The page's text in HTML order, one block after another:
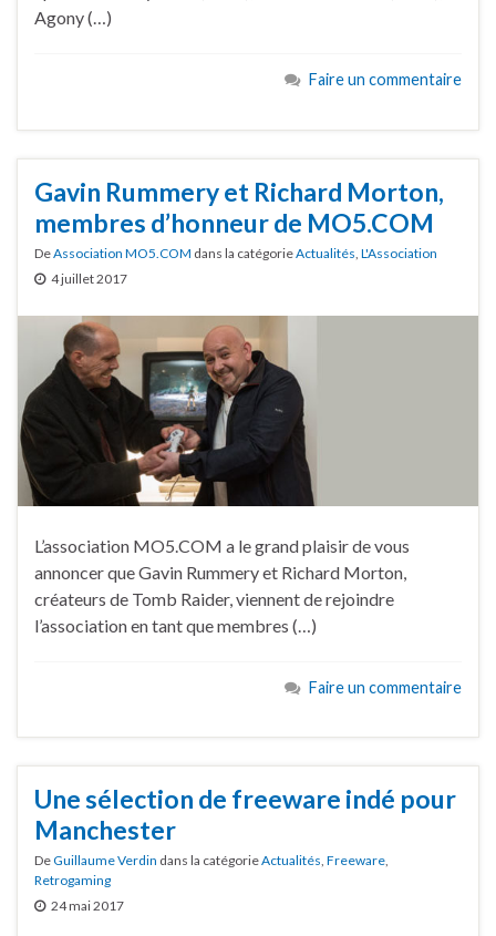
Agony (…)
Faire un commentaire
Gavin Rummery et Richard Morton,
membres d’honneur de MO5.COM
DeAssociation MO5.COM dans la catégorieActualités L'Association
4 juillet 2017
L’association MO5.COM a le grand plaisir de vous
annoncer que Gavin Rummery et Richard Morton,
créateurs de Tomb Raider, viennent de rejoindre
l’association en tant que membres (…)
Faire un commentaire
Une sélection de freeware indé pour
Manchester
DeGuillaume Verdin dans la catégorieActualités, Freeware,
Retrogaming
24 mai 2017